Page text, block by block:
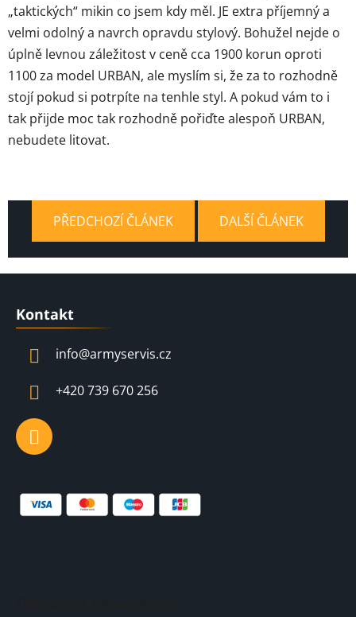
„taktických“ mikin co jsem kdy měl. JE extra příjemný a
velmi odolný a navrch opravdu stylový. Bohužel nejde o
úplně levnou záležitost v ceně cca 1900 korun oproti
1100 za model URBAN, ale myslím si, že za to rozhodně
stojí pokud si potrpíte na tenhle styl. A pokud vám to i
tak přijde moc tak rozhodně pořiďte alespoň URBAN,
nebudete litovat.
PŘEDCHOZÍ ČLÁNEK DALŠÍ ČLÁNEK
Z
Kontakt
info@armyservis.cz
+420 739 670 256